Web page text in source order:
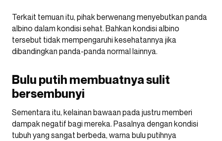
Terkait temuan itu, pihak berwenang menyebutkan panda
albino dalam kondisi sehat. Bahkan kondisi albino
tersebut tidak mempengaruhi kesehatannya jika
dibandingkan panda-panda normal lainnya.
Bulu putih membuatnya sulit
bersembunyi
Sementara itu, kelainan bawaan pada justru memberi
dampak negatif bagi mereka. Pasalnya dengan kondisi
tubuh yang sangat berbeda, warna bulu putihnya